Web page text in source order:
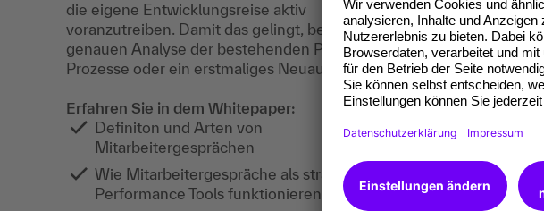
die eigene Entwicklungsreise aktiv
voranzutreiben. Damit das gelingt, bedarf es einer
genauen Analyse der bestehenden Performance-
Prozesse oder ein erstmaliges Neuaufsetzen.
Erfahren Sie in dem Whitepaper:
Definiton und Arten von
Mitarbeitergesprächen
Wie Mitarbeitergespräche als strategische
Performance Tools funktionieren